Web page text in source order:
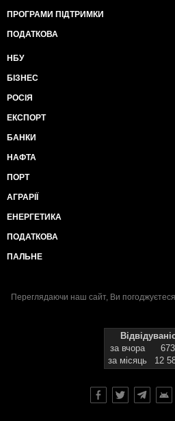
ПРОГРАМИ ПІДТРИМКИ
ПОДАТКОВА
НБУ
БІЗНЕС
РОСІЯ
ЕКСПОРТ
БАНКИ
НАФТА
ПОРТ
АГРАРІЇ
ЕНЕРГЕТИКА
ПОДАТКОВА
ПАЛЬНЕ
Переглядаючи наш сайт, Ви
за вчора
за місяць
12